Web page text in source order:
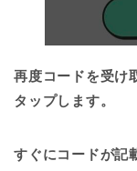
再度コードを受け
タップします。
すぐにコードが記